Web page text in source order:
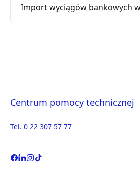
Import wyciągów bankowych
Centrum pomocy technicznej
Tel. 0 22 307 57 77